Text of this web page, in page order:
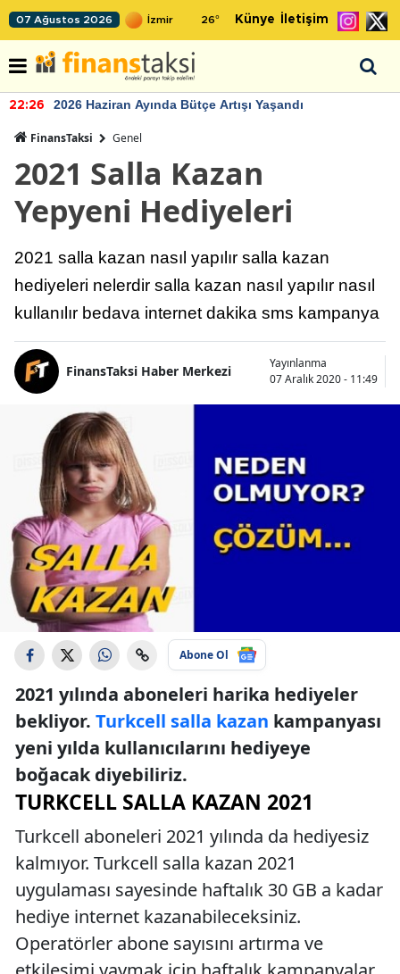
07 Ağustos 2026 26° Künye İletişim
22:26 2026 Haziran Ayında Bütçe Artışı Yaşandı
FinansTaksi Genel
2021 Salla Kazan
Yepyeni Hediyeleri
2021 salla kazan nasıl yapılır salla kazan
hediyeleri nelerdir salla kazan nasıl yapılır nasıl
kullanılır bedava internet dakika sms kampanya
FinansTaksi Haber Merkezi
Yayınlanma
07 Aralık 2020 - 11:49
Abone Ol
2021 yılında aboneleri harika hediyeler
bekliyor. Turkcell salla kazan kampanyası
yeni yılda kullanıcılarını hediyeye
boğacak diyebiliriz.
TURKCELL SALLA KAZAN 2021
Turkcell aboneleri 2021 yılında da hediyesiz
kalmıyor. Turkcell salla kazan 2021
uygulaması sayesinde haftalık 30 GB a kadar
hediye internet kazanabileceksiniz.
Operatörler abone sayısını artırma ve